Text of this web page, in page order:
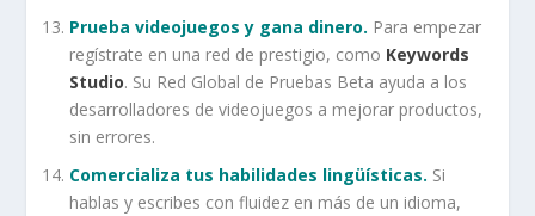
Prueba videojuegos y gana dinero. Para empezar
regístrate en una red de prestigio, como Keywords
Studio. Su Red Global de Pruebas Beta ayuda a los
desarrolladores de videojuegos a mejorar productos,
sin errores.
Comercializa tus habilidades lingüísticas. Si
hablas y escribes con fluidez en más de un idioma,